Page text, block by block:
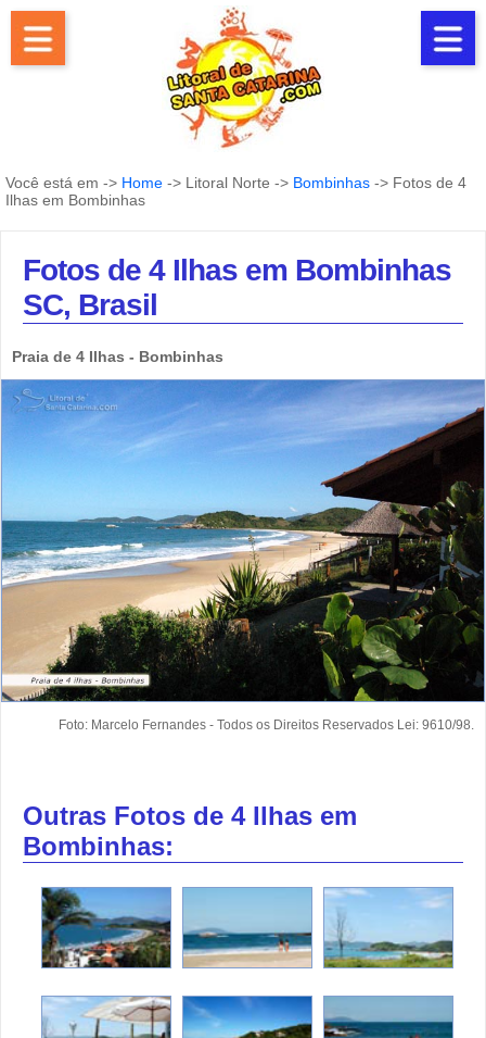
Você está em -> Home -> Litoral Norte -> Bombinhas -> Fotos de 4
Ilhas em Bombinhas
Fotos de 4 Ilhas em Bombinhas
SC, Brasil
Praia de 4 Ilhas - Bombinhas
Foto: Marcelo Fernandes - Todos os Direitos Reservados Lei: 9610/98.
Outras Fotos de 4 Ilhas em
Bombinhas: